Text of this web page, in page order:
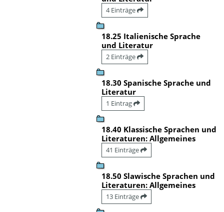
4 Einträge
18.25 Italienische Sprache
und Literatur
2 Einträge
18.30 Spanische Sprache und
Literatur
1 Eintrag
18.40 Klassische Sprachen und
Literaturen: Allgemeines
41 Einträge
18.50 Slawische Sprachen und
Literaturen: Allgemeines
13 Einträge